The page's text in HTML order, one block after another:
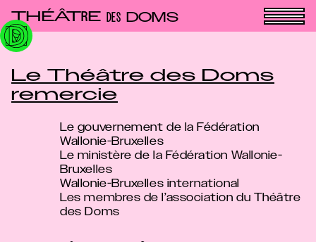
THÉÂTRE DES DOMS
Le Théâtre des Doms
remercie
Le gouvernement de la Fédération
Wallonie-Bruxelles
Le ministère de la Fédération Wallonie-
Bruxelles
Wallonie-Bruxelles international
Les membres de l’association du Théâtre
des Doms
Panneau de gestion des cookies